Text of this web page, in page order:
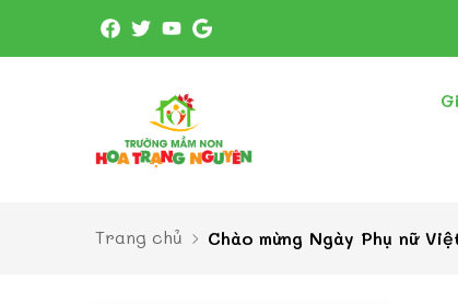
Trang chủ Chào mừng Ngày Phụ nữ